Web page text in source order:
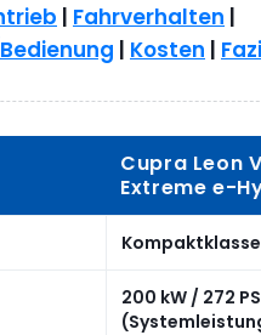
| Fahrverhalten |
| Kosten |
Cupra Leon
Extreme e-
Kompaktklasse
200 kW / 272 PS